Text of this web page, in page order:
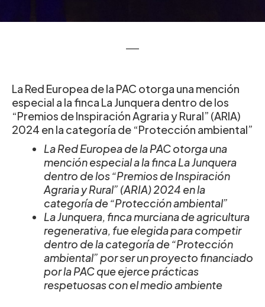
La Red Europea de la PAC otorga una mención
especial a la finca La Junquera dentro de los
“Premios de Inspiración Agraria y Rural” (ARIA)
2024 en la categoría de “Protección ambiental”
La Red Europea de la PAC otorga una
mención especial a la finca La Junquera
dentro de los “Premios de Inspiración
Agraria y Rural” (ARIA) 2024 en la
categoría de “Protección ambiental”
La Junquera, finca murciana de agricultura
regenerativa, fue elegida para competir
dentro de la categoría de “Protección
ambiental” por ser un proyecto financiado
por la PAC que ejerce prácticas
respetuosas con el medio ambiente